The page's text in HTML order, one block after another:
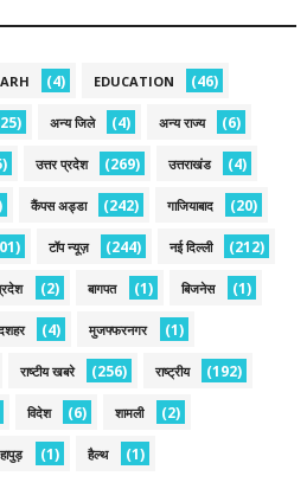
(4) EDUCATION (46)
अन्य जिले (4) अन्य राज्य (6)
उत्तर प्रदेश (269) उत्तराखंड (4)
कैंपस अड्डा (242) गाजियाबाद (20)
टॉप न्यूज़ (244) नई द‍िल्ली (212)
(2) बागपत (1) बिजनेस (1)
(4) मुजफ्फरनगर (1)
राष्टीय खबरे (256) राष्ट्रीय (192)
विदेश (6) शामली (2)
हापुड़ (1) हैल्थ (1)